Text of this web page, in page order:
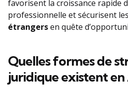
favorisent la croissance rapide
professionnelle et sécurisent les
étrangersen quête
Quelles formes de
juridique existent en